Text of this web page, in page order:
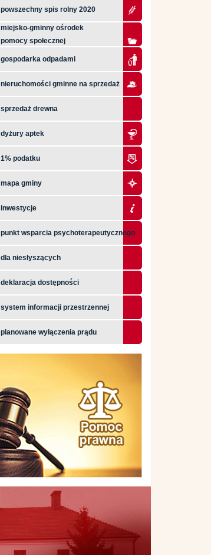
powszechny spis rolny 2020
miejsko-gminny ośrodek
pomocy społecznej
gospodarka odpadami
nieruchomości gminne na sprzedaż
sprzedaż drewna
dyżury aptek
1% podatku
mapa gminy
inwestycje
punkt wsparcia psychoterapeutycznego
dla niesłyszących
deklaracja dostępności
system informacji przestrzennej
planowane wyłączenia prądu